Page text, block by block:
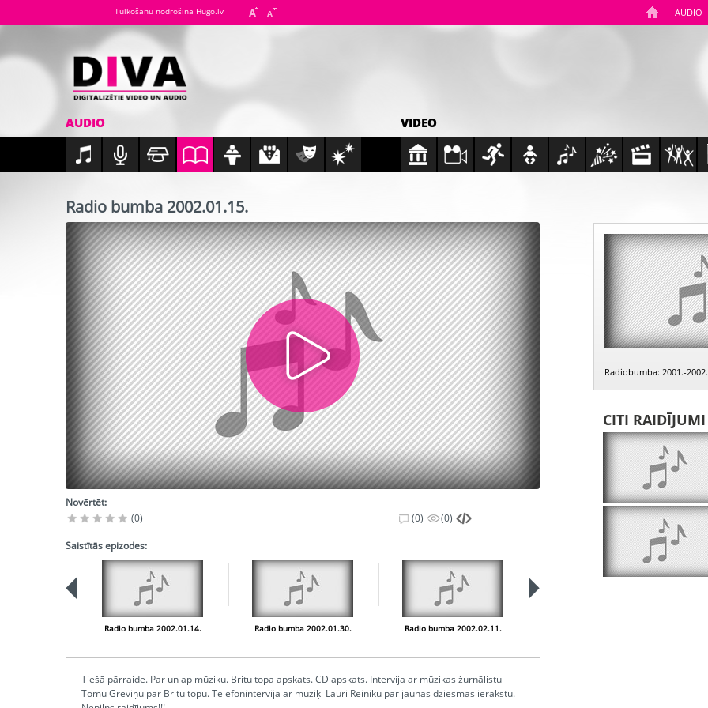
AUDIO
Tulkošanu nodrošina Hugo.lv
AUDIO VIDEO
Radio bumba 2002.01.15.
Novērtēt:
(0)
(0) (0)
Saistītās epizodes:
Radio bumba 2002.01.14. Radio bumba 2002.01.30. Radio bumba 2002.02.11.
Tiešā pārraide. Par un ap mūziku. Britu topa apskats. CD apskats. Intervija ar mūzikas žurnālistu
Tomu Grēviņu par Britu topu. Telefonintervija ar mūziķi Lauri Reiniku par jaunās dziesmas ierakstu.
Radiobumba: 2001.-2002.
CITI